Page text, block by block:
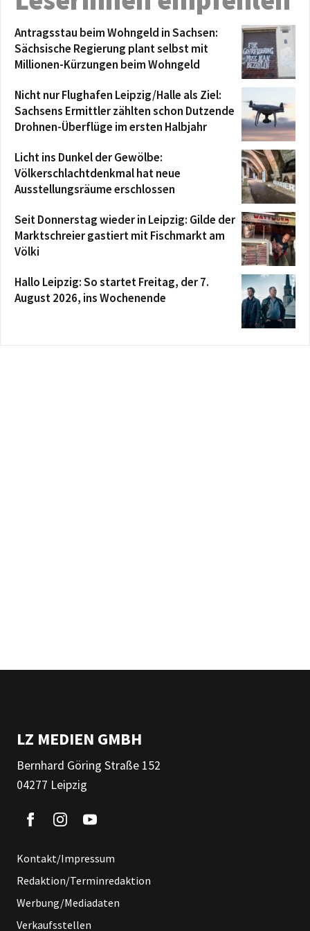
Antragsstau beim Wohngeld in Sachsen:
Sächsische Regierung plant selbst mit
Millionen-Kürzungen beim Wohngeld
Nicht nur Flughafen Leipzig/Halle als Ziel:
Sachsens Ermittler zählten schon Dutzende
Drohnen-Überflüge im ersten Halbjahr
Licht ins Dunkel der Gewölbe:
Völkerschlachtdenkmal hat neue
Ausstellungsräume erschlossen
Seit Donnerstag wieder in Leipzig: Gilde der
Marktschreier gastiert mit Fischmarkt am
Völki
Hallo Leipzig: So startet Freitag, der 7.
August 2026, ins Wochenende
LZ MEDIEN GMBH
Bernhard Göring Straße 152
04277 Leipzig
Kontakt/Impressum
Redaktion/Terminredaktion
Werbung/Mediadaten
Verkaufsstellen